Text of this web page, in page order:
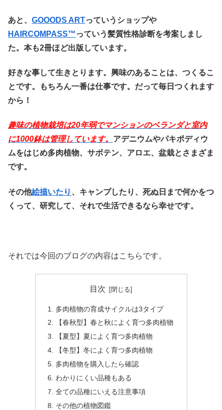
あと、 GOOODS ARTっていうショップや
HAIRCOMPASS™️ っていう髪質性格診断を考案しまし
た。本も2冊ほど出版しています。
好きな事して生きとります。興味のあることは、つくるこ
とです。もちろん一番は仕事です。だって毎日つくれます
から！
趣味の植物栽培は20年弱でマンションのベランダと室内
に1000鉢は管理しています。 アデニウムやパキポディウ
ムをはじめ多肉植物、サボテン、アロエ、盆栽とさまざま
です。
その他絵描いたり 、キャンプしたり、死ぬ日まで何かをつ
くって、研究して、それで生活できるなら幸せです。
それでは今回のブログの内容はこちらです。
目次
多肉植物の育成サイクルは3タイプ
【春秋型】春と秋によく育つ多肉植物
【夏型】夏によく育つ多肉植物
【冬型】冬によく育つ多肉植物
多肉植物を購入したら確認
わかりにくい品種もある
全ての品種にいえる注意事項
その他の植物図鑑